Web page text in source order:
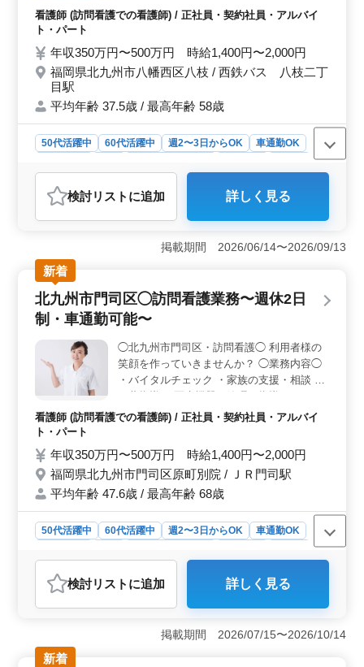
より高度な看護ケアに貢献できる環境が整っています。
備、与薬 ・簡単な医療処置 ・食事、排泄補
満足度の高い教育が行き届いた職場です
（要紹介時連絡・全員面接）
看護師 (訪問看護での看護師) / 正社員・契約社員・アルバイ
ト・パート
年収350万円〜500万円 時給1,400円〜2,000円
福岡県北九州市八幡西区八枝 / 西鉄バス 八枝二丁
目駅
平均年齢 37.5歳 / 最高年齢 58歳
50代活躍中 60代活躍中 週2〜3日からOK
車通勤OK
アルバイト・パート
おすすめポイント
＜経験を活かせる充実した業務内容＞ 在宅訪問看護の
業務は、バイタルチェックから配薬準備、医療処置まで
幅広く経験を活かせます。明るく経験豊富なナースさん
を歓迎し、中高年の方々も積極的に採用しています。訪
問先での患者さんとのコミュニケーションを重視し、質
の高いケアを提供しています。 ＜快適な通勤環境
＞ マイカー通勤可能で、無料駐車場も完備されていま
は最小限です。地域に密着したサービスを提供するた
め、交通アクセスが良好な立地に位置しています。
＜満足度の高い職場環境＞ 職場環境には満足度の高い
教育が行き届いており、全員面接を通じて適切な採用を
実現しています。また、週休2日制や夏季・年末年始の休
暇など、働きやすい環境が整っています。福利厚生も充
実しており、安心して長く働ける環境です。
検討リスト に追加 詳しく見る
掲載期間 2026/06/14〜2026/09/13
新着
北九州市門司区◯訪問看護業務〜週休2日
制・車通勤可能〜
◯北九州市門司区・訪問看護◯ 利用者様の
笑顔を作っていきませんか？ ◯業務内容◯
・バイタルチェック ・家族の支援・相談 ・
服薬指導 ・医療機器の管理・指導 ・ターミ
ナルケア 等 ◯ポイント◯ ・週休2日制 ・車
のご応募お待ちしております！
看護師 (訪問看護での看護師) / 正社員・契約社員・アルバイ
ト・パート
年収350万円〜500万円 時給1,400円〜2,000円
福岡県北九州市門司区原町別院 / ＪＲ門司駅
平均年齢 47.6歳 / 最高年齢 68歳
50代活躍中 60代活躍中 週2〜3日からOK
車通勤OK
おすすめポイント
＜訪問看護のやりがい＞ 利用者様の笑顔を作るため
に、バイタルチェックや家族の支援・相談、服薬指導、
医療機器の管理・指導、ターミナルケアなどの訪問看護
業務を通じて、地域の方々の健康をサポートしま
検討リスト に追加 詳しく見る
掲載期間 2026/07/15〜2026/10/14
新着